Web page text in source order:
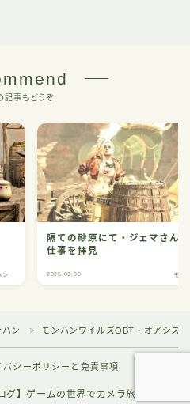
記事もどうぞ
ン
隔ての砂原にて・ジェマさん
仕事を拝見
2025.03.09 モン
ハン ＞ モンハンワイルズOBT・オアシス
バシーポリシーと免責事項
】ゲームの世界でカメラ旅行